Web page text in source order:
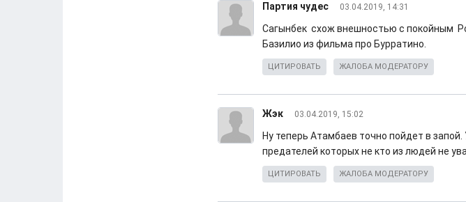
Партия чудес 03.04.2019, 14:31
Сагынбек схож внешностью с покойным
Базилио из фильма про Бурратино.
ЦИТИРОВАТЬ ЖАЛОБА МОДЕРАТОРУ
Жэк 03.04.2019, 15:02
Ну теперь Атамбаев точно пойдет в
предателей которых не кто из людей не
ЦИТИРОВАТЬ ЖАЛОБА МОДЕРАТОРУ